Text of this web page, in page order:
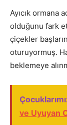
Ayıcık ormana
olduğunu fark
çiçekler
oturuyormuş.
beklemeye
ve Uyuyan